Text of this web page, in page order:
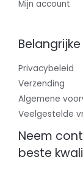
Mijn account
Belangrijke
Privacybeleid
Verzending
Algemene
Veelgestelde
Neem
beste